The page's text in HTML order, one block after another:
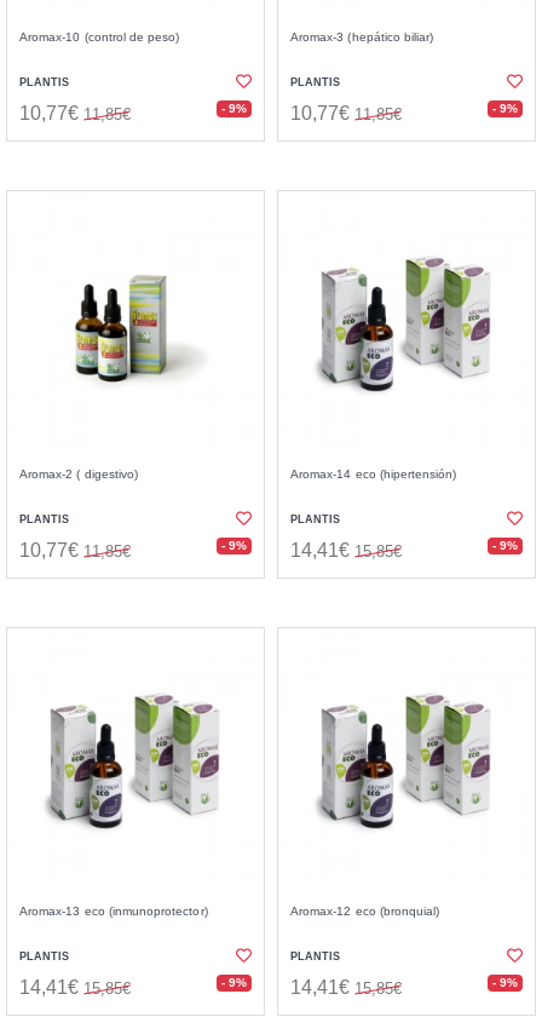
Aromax-10 (control de peso)
PLANTIS
10,77€ 11,85€ - 9%
Aromax-3 (hepático biliar)
PLANTIS
10,77€ 11,85€ - 9%
Aromax-2 ( digestivo)
PLANTIS
10,77€ 11,85€ - 9%
Aromax-14 eco (hipertensión)
PLANTIS
14,41€ 15,85€ - 9%
Aromax-13 eco (inmunoprotector)
PLANTIS
14,41€ 15,85€ - 9%
Aromax-12 eco (bronquial)
PLANTIS
14,41€ 15,85€ - 9%